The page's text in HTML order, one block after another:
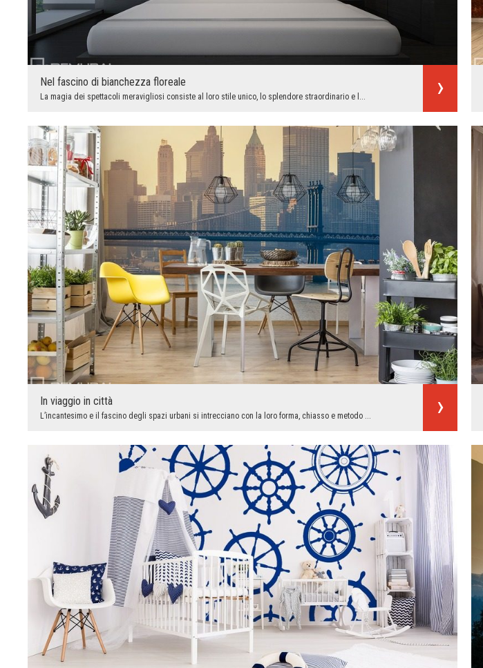
Nel fascino di bianchezza floreale
La magia dei spettacoli meravigliosi consiste al loro stile unico, lo splendore straordinario e l...
In viaggio in città
L’incantesimo e il fascino degli spazi urbani si intrecciano con la loro forma, chiasso e metodo ...